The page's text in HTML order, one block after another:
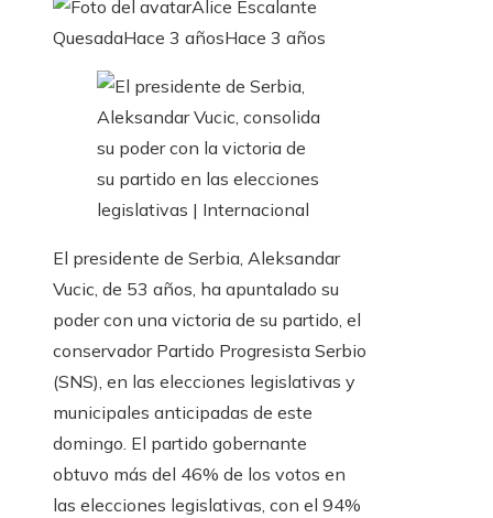
Alice Escalante
QuesadaHace 3 añosHace 3 años
El presidente de Serbia, Aleksandar
Vucic, de 53 años, ha apuntalado su
poder con una victoria de su partido, el
conservador Partido Progresista Serbio
(SNS), en las elecciones legislativas y
municipales anticipadas de este
domingo. El partido gobernante
obtuvo más del 46% de los votos en
las elecciones legislativas, con el 94%